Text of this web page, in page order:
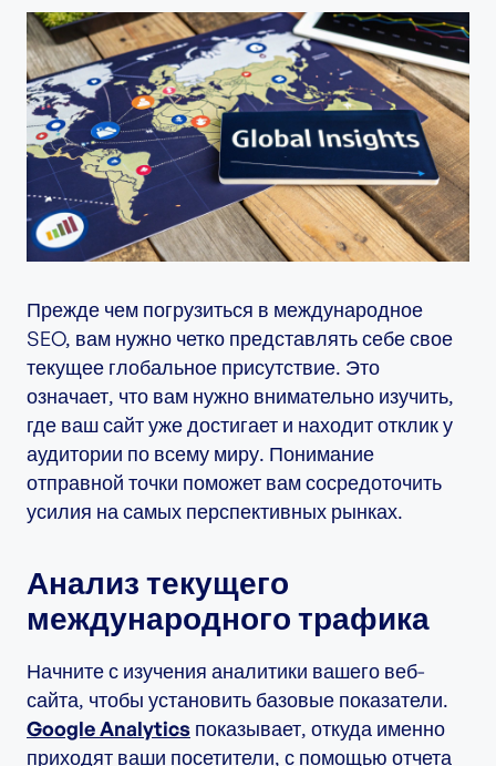
Прежде чем погрузиться в международное
SEO, вам нужно четко представлять себе свое
текущее глобальное присутствие. Это
означает, что вам нужно внимательно изучить,
где ваш сайт уже достигает и находит отклик у
аудитории по всему миру. Понимание
отправной точки поможет вам сосредоточить
усилия на самых перспективных рынках.
Анализ текущего
международного трафика
Начните с изучения аналитики вашего веб-
сайта, чтобы установить базовые показатели.
Google Analytics показывает, откуда именно
приходят ваши посетители, с помощью отчета